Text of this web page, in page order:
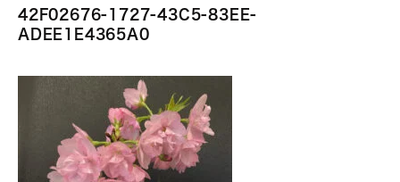
42F02676-1727-43C5-83EE-
ADEE1E4365A0